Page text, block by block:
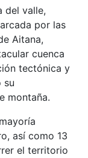
del valle,
por las
Aitana,
cuenca
tectónica y
su
montaña.
así como 13
el territorio